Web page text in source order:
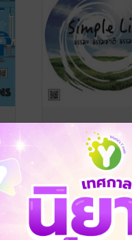
MKT Event No. 31
ทีมงาน MKT Event/ บริ
ไทเกอร์ส จำกัด
นิตยสารบริหารธุรกิจ
No Rating